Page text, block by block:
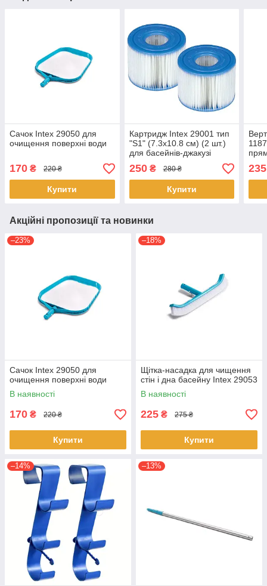
Сачок Intex 29050 для
очищення поверхні води
170 ₴ 220 ₴
Купити
Картридж Intex 29001 тип
"S1" (7.3х10.8 см) (2 шт.)
для басейнів-джакузі
250₴ 280 ₴
Купити
235
Акційні пропозиції та новинки
–23%
Сачок Intex 29050 для
очищення поверхні води
В наявності
170 ₴ 220 ₴
Купити
–18%
Щітка-насадка для чищення
стін і дна басейну Intex 29053
В наявності
225 ₴ 275 ₴
Купити
–14% –13%